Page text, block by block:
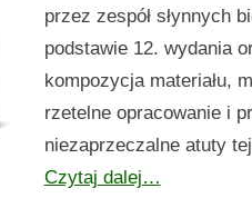
przez zespół słynnych
podstawie 12. wydania
kompozycja materiału,
rzetelne opracowanie i
niezaprzeczalne atuty
Czytaj dalej…